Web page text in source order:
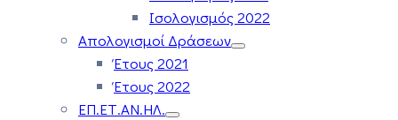
Ισολογισμός 2022
Απολογισμοί Δράσεων
Έτους 2021
Έτους 2022
ΕΠ.ΕΤ.ΑΝ.ΗΛ.